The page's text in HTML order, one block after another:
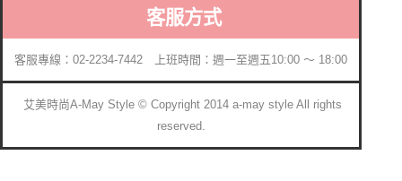
客服方式
客服專線：02-2234-7442 上班時間：週一至週五10:00 ～ 18:00
艾美時尚A-May Style © Copyright 2014 a-may style All rights
reserved.